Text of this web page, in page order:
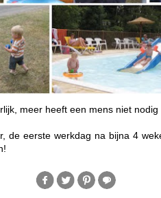
meer heeft een mens niet nodig
de eerste werkdag na bijna 4